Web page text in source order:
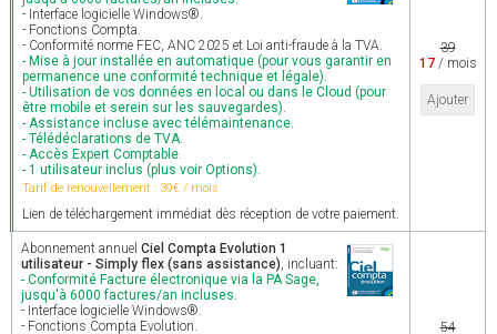
- Interface logicielle Windows®.
- Fonctions Compta.
- Conformité norme FEC, ANC 2025 et Loi anti-fraude à la TVA.
- Mise à jour installée en automatique (pour vous garantir en
permanence une conformité technique et légale).
- Utilisation de vos données en local ou dans le Cloud (pour
être mobile et serein sur les sauvegardes).
- Assistance incluse avec télémaintenance.
- Télédéclarations de TVA.
- Accès Expert Comptable.
- 1 utilisateur inclus (plus voir Options).
Tarif de renouvellement : 39€ / mois
Lien de téléchargement immédiat dès réception de votre paiement.
39
17/ mois
Ajouter
Abonnement annuel Ciel Compta Evolution 1
utilisateur - Simply flex (sans assistance), incluant:
- Conformité Facture électronique via la PA Sage,
jusqu'à 6000 factures/an incluses.
- Interface logicielle Windows®.
- Fonctions Compta Evolution.
54